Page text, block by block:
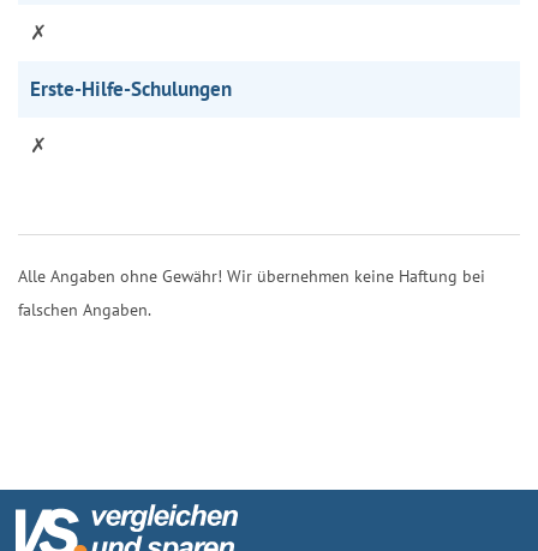
✗
Erste-Hilfe-Schulungen
✗
Alle Angaben ohne Gewähr! Wir übernehmen keine Haftung bei
falschen Angaben.